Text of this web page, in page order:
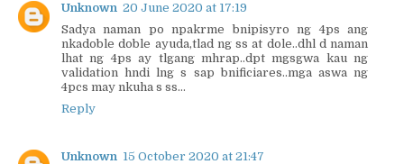
Unknown 20 June 2020 at 17:19
Sadya naman po npakrme bnipisyro ng 4ps ang
nkadoble doble ayuda,tlad ng ss at dole..dhl d naman
lhat ng 4ps ay tlgang mhrap..dpt mgsgwa kau ng
validation hndi lng s sap bnificiares..mga aswa ng
4pcs may nkuha s ss...
Reply
Unknown 15 October 2020 at 21:47